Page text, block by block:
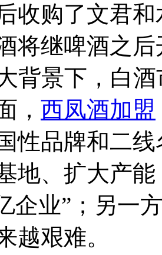
收购了文君
将继啤酒之
背景下，白酒
， 西凤酒加盟
性品牌和二
地、扩大产
企业”；另一
越艰难。